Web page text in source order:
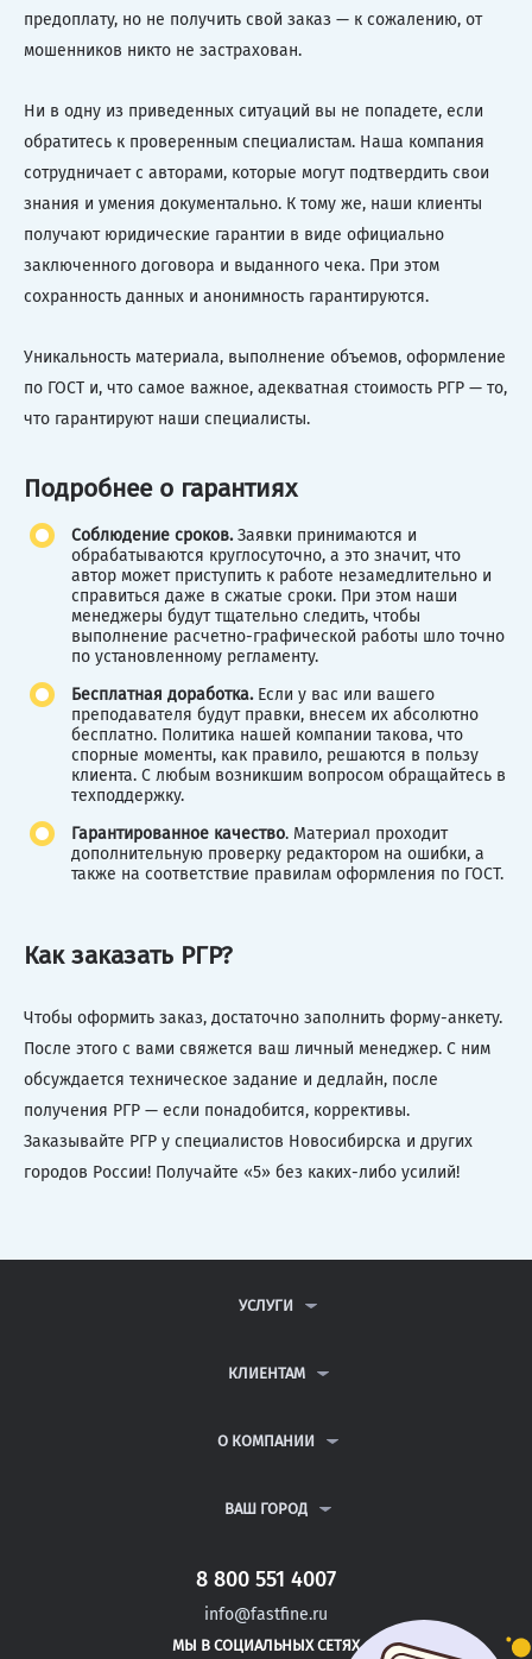
предоплату, но не получить свой заказ — к сожалению, от
мошенников никто не застрахован.
Ни в одну из приведенных ситуаций вы не попадете, если
обратитесь к проверенным специалистам. Наша компания
сотрудничает с авторами, которые могут подтвердить свои
знания и умения документально. К тому же, наши клиенты
получают юридические гарантии в виде официально
заключенного договора и выданного чека. При этом
сохранность данных и анонимность гарантируются.
Уникальность материала, выполнение объемов, оформление
по ГОСТ и, что самое важное, адекватная стоимость РГР — то,
что гарантируют наши специалисты.
Подробнее о гарантиях
Соблюдение сроков.Заявки принимаются и
обрабатываются круглосуточно, а это значит, что
автор может приступить к работе незамедлительно и
справиться даже в сжатые сроки. При этом наши
менеджеры будут тщательно следить, чтобы
выполнение расчетно-графической работы шло точно
по установленному регламенту.
Бесплатная доработка. Если у вас или вашего
преподавателя будут правки, внесем их абсолютно
бесплатно. Политика нашей компании такова, что
спорные моменты, как правило, решаются в пользу
клиента. С любым возникшим вопросом обращайтесь в
техподдержку.
Гарантированное качество. Материал проходит
дополнительную проверку редактором на ошибки, а
также на соответствие правилам оформления по ГОСТ.
Как заказать РГР?
Чтобы оформить заказ, достаточно заполнить форму-анкету.
После этого с вами свяжется ваш личный менеджер. С ним
обсуждается техническое задание и дедлайн, после
получения РГР — если понадобится, коррективы.
Заказывайте РГР у специалистов Новосибирска и других
городов России! Получайте «5» без каких-либо усилий!
УСЛУГИ
ДИПЛОМНЫЕ РАБОТЫ
РЕФЕРАТЫ
КЛИЕНТАМ
ВОПРОСЫ И ОТВЕТЫ
ПОЛИТИКА КОНФИДЕНЦИАЛЬНОСТИ
О КОМПАНИИ
КОНТАКТЫ
ВАШ ГОРОД
САНКТ-ПЕТЕРБУРГ
НОВОЧЕРКАССК
НОРИЛЬСК
8 800 551 4007
info@fastfine.ru
МЫ В СОЦИАЛЬНЫХ СЕТЯХ